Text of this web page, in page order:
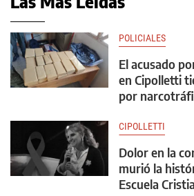
POLICIALES
El acusado
en Cipolletti
por
CIPOLLETTI
Dolor en la
murió la
Escuela